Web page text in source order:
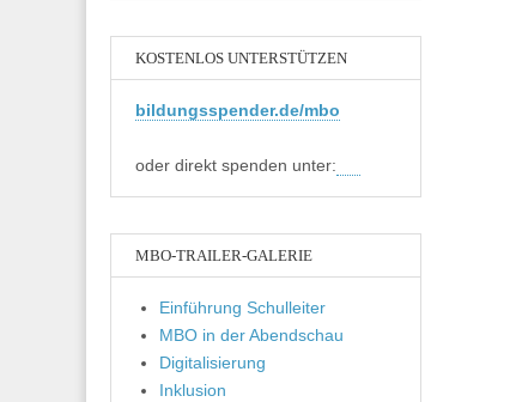
KOSTENLOS UNTERSTÜTZEN
bildungsspender.de/mbo
oder direkt spenden unter:
MBO-TRAILER-GALERIE
Einführung Schulleiter
MBO in der Abendschau
Digitalisierung
Inklusion